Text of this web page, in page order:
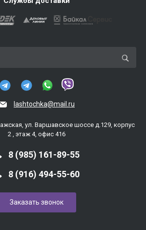
lashtochka@mail.ru
ул. Варшавское шоссе д.129, корпус
2 , этаж 4, офис 416
8 (985) 161-89-55
8 (916) 494-55-60
Заказать звонок